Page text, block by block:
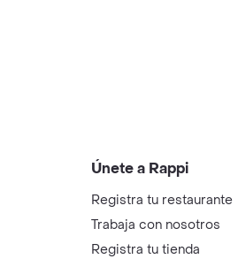
Únete a Rappi
Registra tu restaurante
Trabaja con nosotros
Registra tu tienda